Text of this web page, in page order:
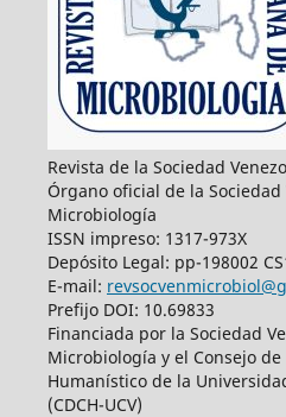
Revista de la Sociedad
Órgano oficial de la Sociedad
Microbiología
ISSN impreso: 1317-973X
Depósito Legal: pp-198002
E-mail:
Prefijo DOI: 10.69833
Financiada por la Sociedad
Microbiología y el Consejo
Humanístico de la
(CDCH-UCV)